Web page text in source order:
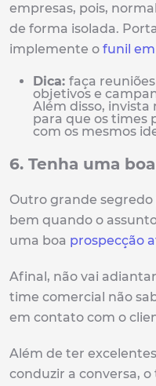
empresas, pois,
de forma isolada.
implemente o funil em
Dica: faça
objetivos e
Além disso,
para que os times
com os mesmos
6. Tenha uma
Outro grande segredo
bem quando o
uma boa prospecção
Afinal, não vai
time comercial não
em contato com o
Além de ter excelentes
conduzir a conversa,